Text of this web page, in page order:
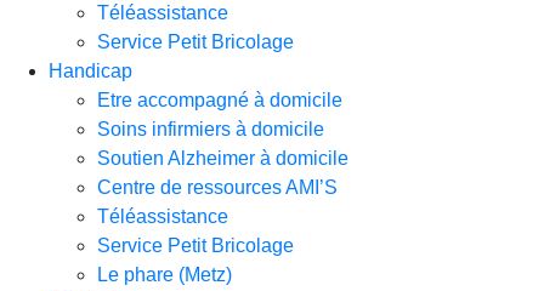
Téléassistance
Service Petit Bricolage
Handicap
Etre accompagné à domicile
Soins infirmiers à domicile
Soutien Alzheimer à domicile
Centre de ressources AMI’S
Téléassistance
Service Petit Bricolage
Le phare (Metz)